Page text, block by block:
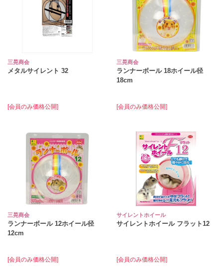
三晃商会
メタルサイレント 32
[会員のみ価格公開]
三晃商会
ランナーボール 18ホイール径
18cm
[会員のみ価格公開]
三晃商会
ランナーボール 12ホイール径
12cm
[会員のみ価格公開]
サイレントホイール
サイレントホイール フラット12
[会員のみ価格公開]